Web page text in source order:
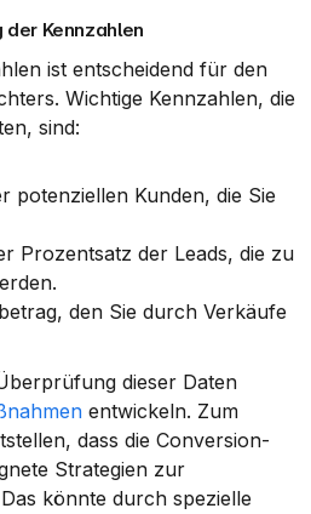
Kennzahlen
ist entscheidend für den
Wichtige Kennzahlen, die
sind:
potenziellen Kunden, die Sie
Prozentsatz der Leads, die zu
den Sie durch Verkäufe
dieser Daten
entwickeln. Zum
dass die Conversion-
Strategien zur
könnte durch spezielle